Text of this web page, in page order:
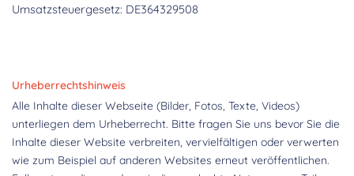
Umsatzsteuergesetz: DE364329508
Urheberrechtshinweis
Alle Inhalte dieser Webseite (Bilder, Fotos, Texte, Videos)
unterliegen dem Urheberrecht. Bitte fragen Sie uns bevor Sie die
Inhalte dieser Website verbreiten, vervielfältigen oder verwerten
wie zum Beispiel auf anderen Websites erneut veröffentlichen.